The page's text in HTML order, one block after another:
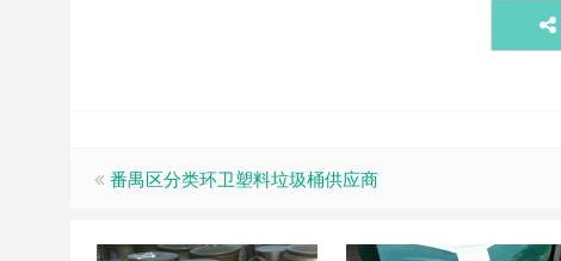
番禺区分类环卫塑料垃圾桶供应商